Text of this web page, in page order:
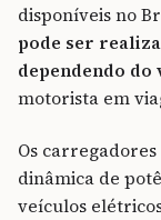
disponíveis no
pode ser
dependendo do
motorista em
Os
dinâmica de
veículos